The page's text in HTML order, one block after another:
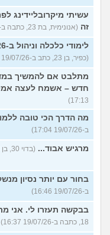
עשיתי מיקרובליידינג
זה (אנונימית, בת 23, כתבה ב-19/07/26 17:35)
לימודי כלכלה וניהול ב-2026 האם יהיה לי עתיד בזה?
(כפיר, בן 23, כתב ב-19/07/26 17:24)
מתלבט אם להמשיך
חדש – אשמח לעצה
17:13)
מה הדרך הכי טובה
ב-19/07/26 17:04)
מרגיש אבוד... (בדוי 30, בן 30, כתב ב-19/07/26 16:55)
בחור עם יותר נסיון
ב-19/07/26 16:46)
בבקשה תעזרו לי. אני
18, כתבה ב-19/07/26 16:37)